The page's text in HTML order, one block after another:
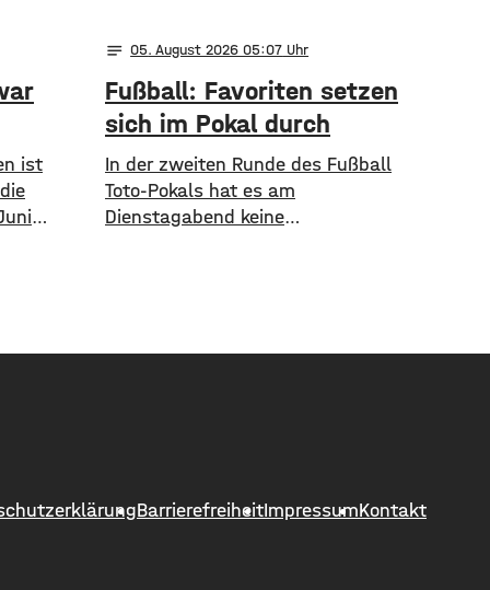
ist
notes 05. August 2026 05:07
Fußball: Favoriten setzen
sich im Pokal durch
In der zweiten Runde des Fußball
Toto-Pokals hat es am
Dienstagabend keine
setzte sich mit 3:0 beim
Großbardorf
BarrierefreiheitImpressumKontakt